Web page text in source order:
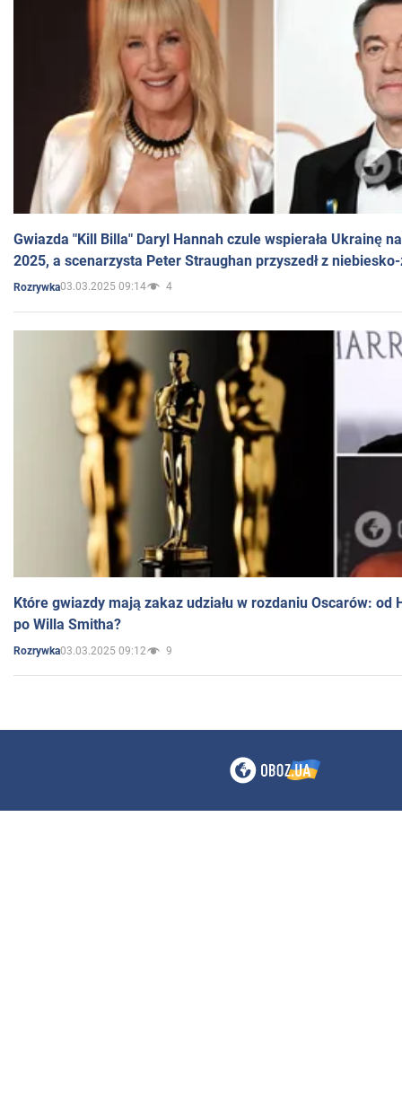
Gwiazda "Kill Billa" Daryl Hannah czule wspierała Ukrainę
2025, a scenarzysta Peter Straughan przyszedł z
Rozrywka03.03.2025 09:14 4
Które gwiazdy mają zakaz udziału w rozdaniu Oscarów: od
po Willa Smitha?
Rozrywka03.03.2025 09:12 9